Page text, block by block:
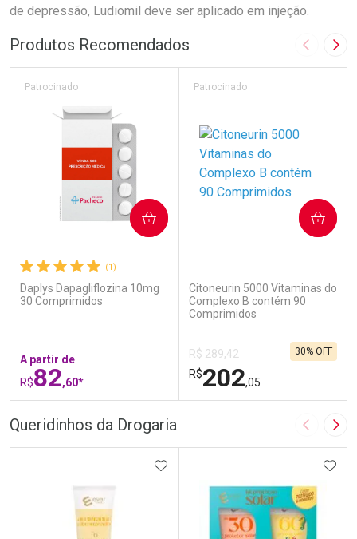
de depressão, Ludiomil deve ser aplicado em injeção.
Produtos Recomendados Imagem
(1)
Daplys Dapagliflozina 10mg
30 Comprimidos
Patrocinado
A partir de
R$82,60*
COMPRAR
Citoneurin 5000 Vitaminas do
Complexo B contém 90
Comprimidos
Patrocinado
R$ 289,42
R$202,05
30% OFF
COMPRAR
Queridinhos da Drogaria Imagem
ADICIONAR AOS FAVORITOS